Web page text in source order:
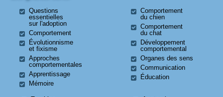
Questions
essentielles
sur l'adoption
Comportement
Évolutionnisme
et fixisme
Approches
comportementales
Apprentissage
Mémoire
Comportement
du chien
Comportement
du chat
Développement
comportemental
Organes des sens
Communication
Éducation